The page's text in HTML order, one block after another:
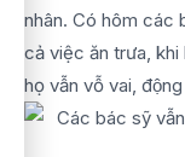
nhân. Có hôm các
cả việc ăn trưa,
họ vẫn vỗ vai,